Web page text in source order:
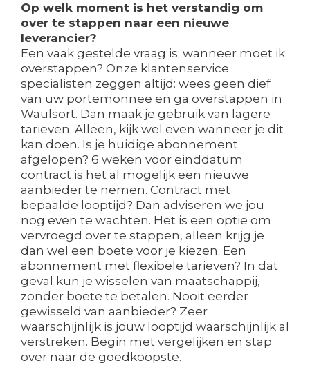
Op welk moment is het verstandig om
over te stappen naar een nieuwe
leverancier?
Een vaak gestelde vraag is: wanneer moet ik
overstappen? Onze klantenservice
specialisten zeggen altijd: wees geen dief
van uw portemonnee en ga overstappen in
Waulsort. Dan maak je gebruik van lagere
tarieven. Alleen, kijk wel even wanneer je dit
kan doen. Is je huidige abonnement
afgelopen? 6 weken voor einddatum
contract is het al mogelijk een nieuwe
aanbieder te nemen. Contract met
bepaalde looptijd? Dan adviseren we jou
nog even te wachten. Het is een optie om
vervroegd over te stappen, alleen krijg je
dan wel een boete voor je kiezen. Een
abonnement met flexibele tarieven? In dat
geval kun je wisselen van maatschappij,
zonder boete te betalen. Nooit eerder
gewisseld van aanbieder? Zeer
waarschijnlijk is jouw looptijd waarschijnlijk al
verstreken. Begin met vergelijken en stap
over naar de goedkoopste.